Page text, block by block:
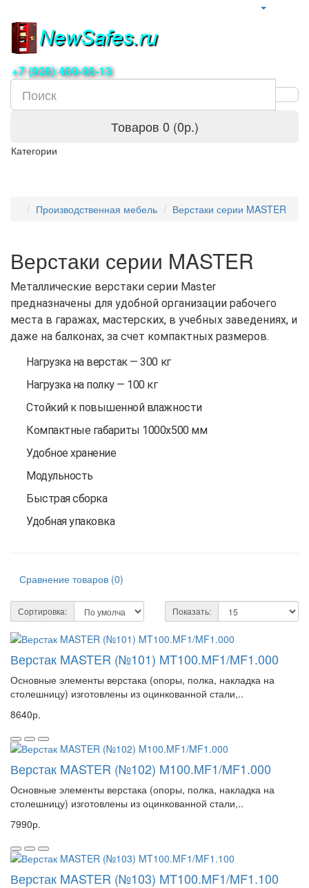
+7 (926) 400-06-13
Товаров 0 (0р.)
Категории
Производственная мебель Верстаки серии MASTER
Верстаки серии MASTER
Металлические верстаки серии Master
предназначены для удобной организации рабочего
места в гаражах, мастерских, в учебных заведениях, и
даже на балконах, за счет компактных размеров.
Нагрузка на верстак — 300 кг
Нагрузка на полку — 100 кг
Стойкий к повышенной влажности
Компактные габариты 1000x500 мм
Удобное хранение
Модульность
Быстрая сборка
Удобная упаковка
Сравнение товаров (0)
Сортировка: Показать:
Верстак MASTER (№101) MT100.MF1/MF1.000
Основные элементы верстака (опоры, полка, накладка на
столешницу) изготовлены из оцинкованной стали,..
8640р.
Верстак MASTER (№102) M100.MF1/MF1.000
Основные элементы верстака (опоры, полка, накладка на
столешницу) изготовлены из оцинкованной стали,..
7990р.
Верстак MASTER (№103) MT100.MF1/MF1.100